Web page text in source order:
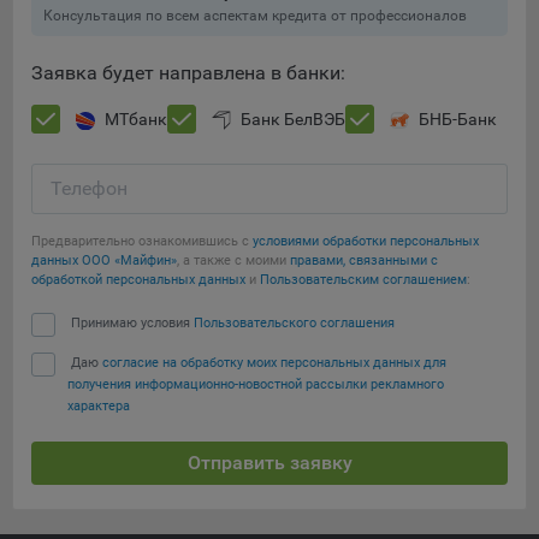
составить представление о тенденциях использования
анализа трафика на сайтах.
9.5. Файлы cookie, применяемые для определения целевой
аудитории и в рекламных целях, например Яндекс.Метрика,
Технические/Функциональные, хранятся не более года;
Необходимые для функционирования веб-аналитических
платформ «Google Analytics», «Яндекс.Метрика»
передаются третьим лицам, часть из которых хранятся во
Остальные - не более года.
определять предпочтения пользователей сайта, в том числе
наиболее и наименее популярные страницы и принимать
предпочтений пользователей.
Сохранить мои изменения
Сохранить по умолчанию
Консультация по всем аспектам кредита от профессионалов
Заявка будет направлена в банки:
МТбанк Банк БелВЭБ БНБ-Банк
Телефон
Предварительно ознакомившись с условиями обработки персональных
данных ООО «Майфин», а также с моими правами, связанными с
обработкой персональных данных и Пользовательским соглашением:
Принимаю условия Пользовательского соглашения
Даю согласие на обработку моих персональных данных для
получения информационно-новостной рассылки рекламного
характера
Отправить заявку